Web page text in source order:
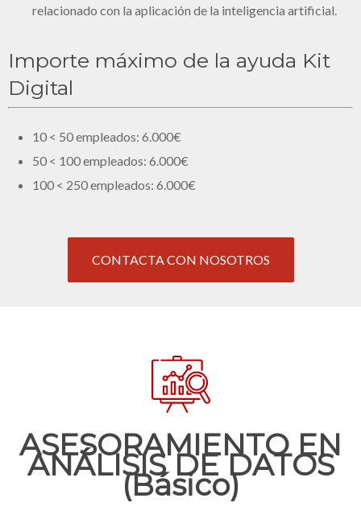
relacionado con la aplicación de la inteligencia artificial.
Importe máximo de la ayuda Kit
Digital
10 < 50 empleados: 6.000€
50 < 100 empleados: 6.000€
100 < 250 empleados: 6.000€
CONTACTA CON NOSOTROS
ASESORAMIENTO EN
ANÁLISIS DE DATOS
(Básico)